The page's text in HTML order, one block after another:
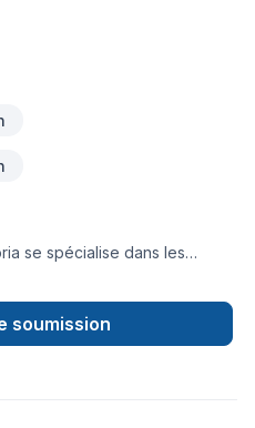
se spécialise dans les
offerts :- Prise en
- projet clé en main-
construction)- Travail en
soumission